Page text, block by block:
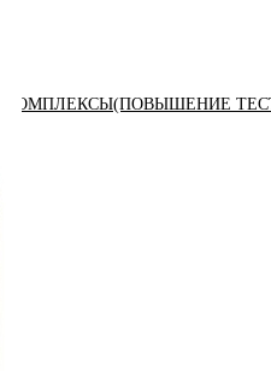
КОМПЛЕКСЫ(ПОВЫШЕНИЕ